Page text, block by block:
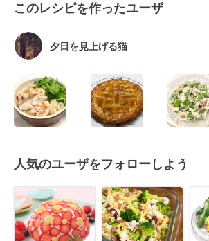
このレシピを作ったユーザ
夕日を見上げる猫
人気のユーザをフォローしよう